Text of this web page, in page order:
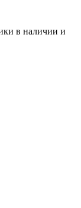
в наличии и